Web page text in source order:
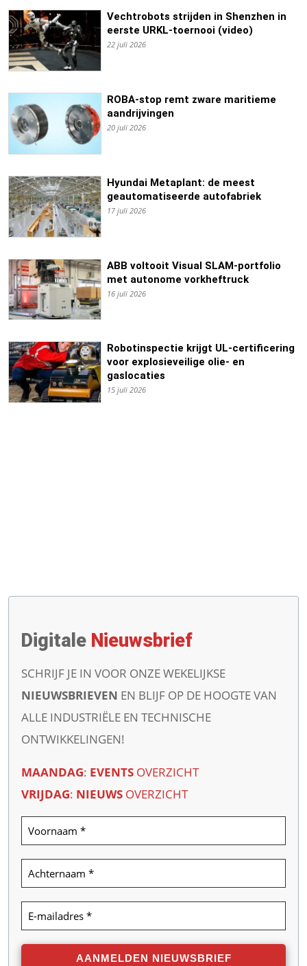
Vechtrobots strijden in Shenzhen in
eerste URKL-toernooi (video)
22 juli 2026
ROBA-stop remt zware maritieme
aandrijvingen
20 juli 2026
Hyundai Metaplant: de meest
geautomatiseerde autofabriek
17 juli 2026
ABB voltooit Visual SLAM-portfolio
met autonome vorkheftruck
16 juli 2026
Robotinspectie krijgt UL-certificering
voor explosieveilige olie- en
gaslocaties
15 juli 2026
Digitale Nieuwsbrief
SCHRIJF JE IN VOOR ONZE WEKELIJKSE
NIEUWSBRIEVEN EN BLIJF OP DE HOOGTE VAN
ALLE INDUSTRIËLE EN TECHNISCHE
ONTWIKKELINGEN!
MAANDAG: EVENTS OVERZICHT
VRIJDAG: NIEUWS OVERZICHT